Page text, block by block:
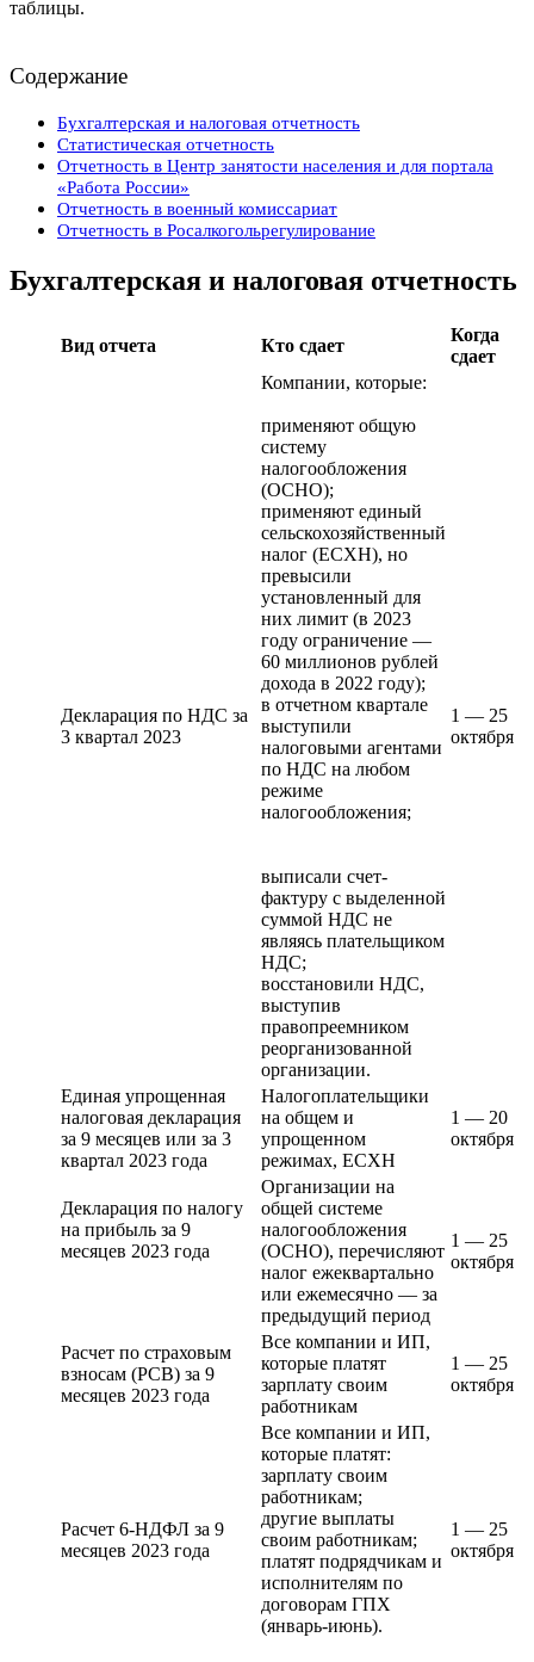
таблицы.
Содержание
Бухгалтерская и налоговая отчетность
Статистическая отчетность
Отчетность в Центр занятости населения и для портала
«Работа России»
Отчетность в военный комиссариат
Отчетность в Росалкогольрегулирование
Бухгалтерская и налоговая отчетность
Вид отчета Кто сдает
Когда
сдает
Декларация по НДС за
3 квартал 2023
Компании, которые:
применяют общую
систему
налогообложения
(ОСНО);
применяют единый
сельскохозяйственный
налог (ЕСХН), но
превысили
установленный для
них лимит (в 2023
году ограничение —
60 миллионов рублей
дохода в 2022 году);
в отчетном квартале
выступили
налоговыми агентами
по НДС на любом
режиме
налогообложения;
выписали счет-
фактуру с выделенной
суммой НДС не
являясь плательщиком
НДС;
восстановили НДС,
выступив
правопреемником
реорганизованной
организации.
1 — 25
октября
Единая упрощенная
налоговая декларация
за 9 месяцев или за 3
квартал 2023 года
Налогоплательщики
на общем и
упрощенном
режимах, ЕСХН
1 — 20
октября
Декларация по налогу
на прибыль за 9
месяцев 2023 года
Организации на
общей системе
налогообложения
(ОСНО), перечисляют
налог ежеквартально
или ежемесячно — за
предыдущий период
1 — 25
октября
Расчет по страховым
взносам (РСВ) за 9
месяцев 2023 года
Все компании и ИП,
которые платят
зарплату своим
работникам
1 — 25
октября
Расчет 6-НДФЛ за 9
месяцев 2023 года
Все компании и ИП,
которые платят:
зарплату своим
работникам;
другие выплаты
своим работникам;
платят подрядчикам и
исполнителям по
договорам ГПХ
(январь-июнь).
1 — 25
октября